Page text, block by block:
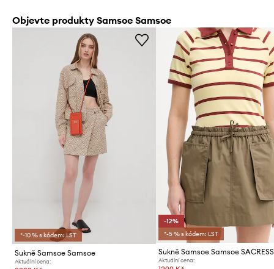
Objevte produkty Samsoe Samsoe
*-10 % s kódem: LST
Sukně Samsoe Samsoe
Aktuální cena:
-12%
*-5 % s kódem: LST
Sukně Samsoe Samsoe SACRESS
Aktuální cena: